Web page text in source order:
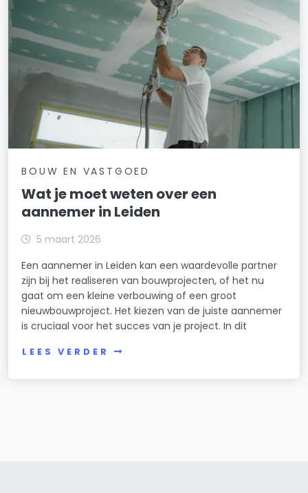
BOUW EN VASTGOED
Wat je moet weten over een
aannemer in Leiden
5 maart 2026
Een aannemer in Leiden kan een waardevolle partner
zijn bij het realiseren van bouwprojecten, of het nu
gaat om een kleine verbouwing of een groot
nieuwbouwproject. Het kiezen van de juiste aannemer
is cruciaal voor het succes van je project. In dit
LEES VERDER